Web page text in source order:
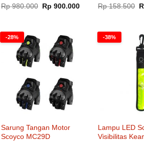
Rp980.000 Harga
aslinya
Rp 900.000Harga
Rp 900.000.
Dinilai5
dari 5
Rp158.500
-28%
Sarung Tangan Motor
Scoyco MC29D
-38%
Lampu LED
Visibilitas